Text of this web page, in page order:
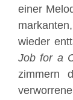
einer
wieder
Job for a
zimmern